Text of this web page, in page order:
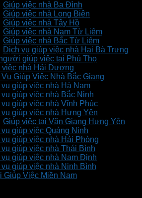
Giúp việc nhà Ba Đình
Giúp việc nhà Long Biên
Giúp việc nhà Tây Hồ
Giúp việc nhà Nam Từ Liêm
Giúp việc nhà Bắc Từ Liêm
Dịch vụ giúp việc nhà Hai Bà Trưng
giúp việc tại Phú Thọ
việc nhà Hải Dương
Vụ Giúp Việc Nhà Bắc Giang
vụ giúp việc nhà Hà Nam
vụ giúp việc nhà Bắc Ninh
vụ giúp việc nhà Vĩnh Phúc
vụ giúp việc nhà Hưng Yên
Giúp việc tại Văn Giang Hưng Yên
vụ giúp việc Quảng Ninh
vụ giúp việc nhà Hải Phòng
vụ giúp việc nhà Thái Bình
vụ giúp việc nhà Nam Định
vụ giúp việc nhà Ninh Bình
Giúp Việc Miền Nam